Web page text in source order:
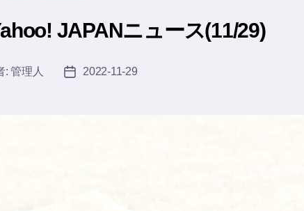
リ
ーJAPANニュース(11/29)
:管理人
投
2022-11-29